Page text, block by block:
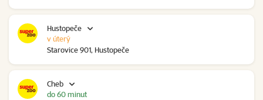
Hustopeče
Starovice 901, Hustopeče
v úterý
Cheb
do 60 minut